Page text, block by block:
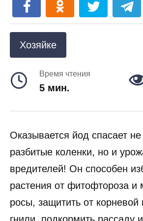
Хозяйке
Время чтения
5 мин.
Оказывается йод спасает не
разбитые коленки, но и
вредителей! Он способен
растения от фитофтороза и
росы, защитить от корневой